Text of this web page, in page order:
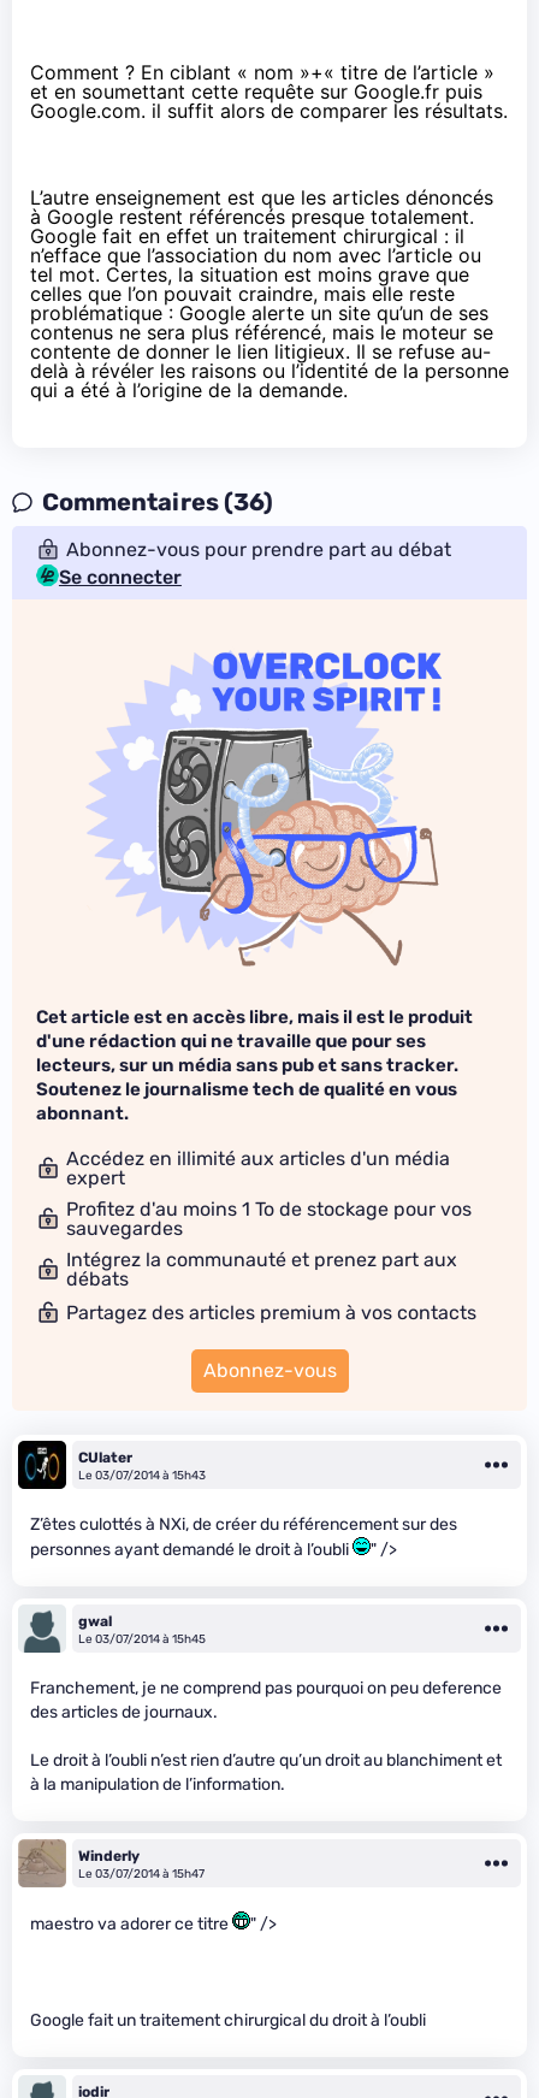
Comment ? En ciblant « nom »+« titre de l’article »
et en soumettant cette requête sur Google.fr puis
Google.com. il suffit alors de comparer les résultats.
L’autre enseignement est que les articles dénoncés
à Google restent référencés presque totalement.
Google fait en effet un traitement chirurgical : il
n’efface que l’association du nom avec l’article ou
tel mot. Certes, la situation est moins grave que
celles que l’on pouvait craindre, mais elle reste
problématique : Google alerte un site qu’un de ses
contenus ne sera plus référencé, mais le moteur se
contente de donner le lien litigieux. Il se refuse au-
delà à révéler les raisons ou l’identité de la personne
qui a été à l’origine de la demande.
Commentaires (36)
Abonnez-vous pour prendre part au débat
Se connecter
Cet article est en accès libre, mais il est le produit
d'une rédaction qui ne travaille que pour ses
lecteurs, sur un média sans pub et sans tracker.
Soutenez le journalisme tech de qualité en vous
abonnant.
Accédez en illimité aux articles d'un média
expert
Profitez d'au moins 1 To de stockage pour vos
sauvegardes
Intégrez la communauté et prenez part aux
débats
Partagez des articles premium à vos contacts
Abonnez-vous
CUlater
Le 03/07/2014 à 15h43
Z’êtes culottés à NXi, de créer du référencement sur des
personnes ayant demandé le droit à l’oubli
" />
gwal
Le 03/07/2014 à 15h45
Franchement, je ne comprend pas pourquoi on peu deference
des articles de journaux.
Le droit à l’oubli n’est rien d’autre qu’un droit au blanchiment et
à la manipulation de l’information.
Winderly
Le 03/07/2014 à 15h47
maestro va adorer ce titre " />
Google fait un traitement chirurgical du droit à l’oubli
iodir